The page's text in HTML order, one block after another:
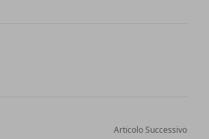
Articolo Successivo